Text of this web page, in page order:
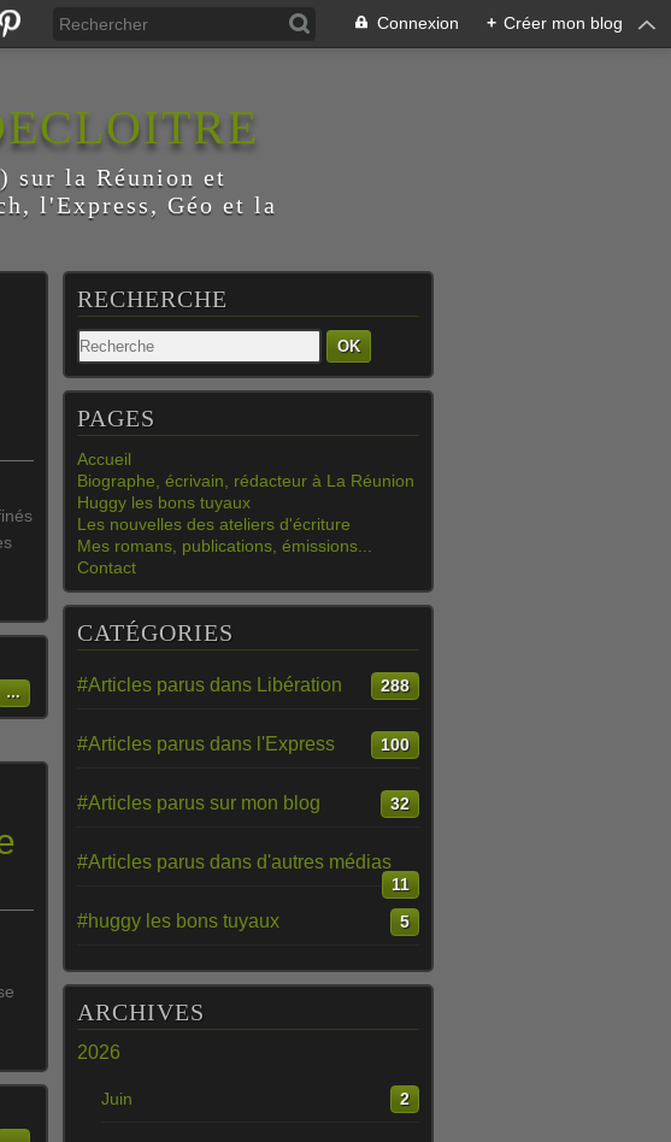
Connexion + Créer mon blog
sur la Réunion et
l'Express, Géo et la
…
RECHERCHE
OK
PAGES
Accueil
Biographe, écrivain, rédacteur à La Réunion
Huggy les bons tuyaux
Les nouvelles des ateliers d'écriture
Mes romans, publications, émissions...
Contact
CATÉGORIES
#Articles parus dans Libération 288
#Articles parus dans l'Express 100
#Articles parus sur mon blog 32
#Articles parus dans d'autres médias
11
#huggy les bons tuyaux 5
ARCHIVES
2026
Juin 2